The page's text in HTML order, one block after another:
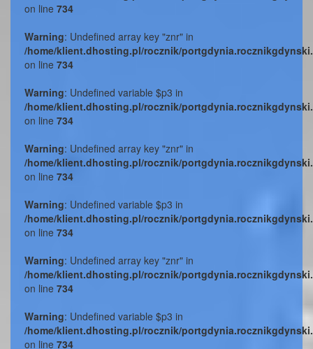
on line 734
Warning: Undefined array key "znr" in
/home/klient.dhosting.pl/rocznik/
on line 734
Warning: Undefined variable $p3 in
/home/klient.dhosting.pl/rocznik/
on line 734
Warning: Undefined array key "znr" in
/home/klient.dhosting.pl/rocznik/
on line 734
Warning: Undefined variable $p3 in
/home/klient.dhosting.pl/rocznik/
on line 734
Warning: Undefined array key "znr" in
/home/klient.dhosting.pl/rocznik/
on line 734
Warning: Undefined variable $p3 in
/home/klient.dhosting.pl/rocznik/
on line 734